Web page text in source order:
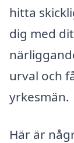
hitta
dig med
urval och
yrkesmän.
Här är